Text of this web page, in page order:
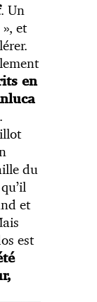
. Un
et
en
du
et
est